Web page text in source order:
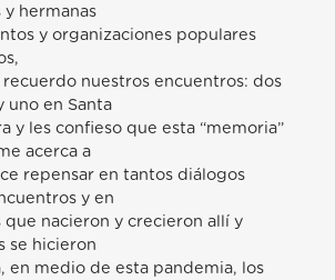
y hermanas
y organizaciones populares
recuerdo nuestros encuentros: dos
uno en Santa
y les confieso que esta “memoria”
acerca a
repensar en tantos diálogos
y en
que nacieron y crecieron allí y
se hicieron
en medio de esta pandemia, los